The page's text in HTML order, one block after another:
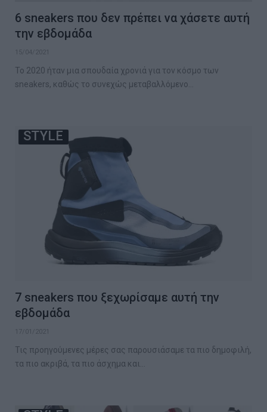
6 sneakers που δεν πρέπει να χάσετε αυτή
την εβδομάδα
15/04/2021
Το 2020 ήταν μια σπουδαία χρονιά για τον κόσμο των
sneakers, καθώς το συνεχώς μεταβαλλόμενο…
STYLE
7 sneakers που ξεχωρίσαμε αυτή την
εβδομάδα
17/01/2021
Τις προηγούμενες μέρες σας παρουσιάσαμε τα πιο δημοφιλή,
τα πιο ακριβά, τα πιο άσχημα και…